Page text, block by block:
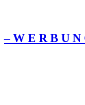
– W Ε R Β U Ν